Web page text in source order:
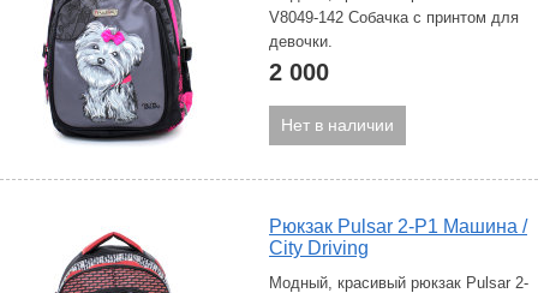
V8049-142 Собачка с принтом для
девочки.
2 000
Нет в наличии
Рюкзак Pulsar 2-P1 Машина /
City Driving
Модный, красивый рюкзак Pulsar 2-